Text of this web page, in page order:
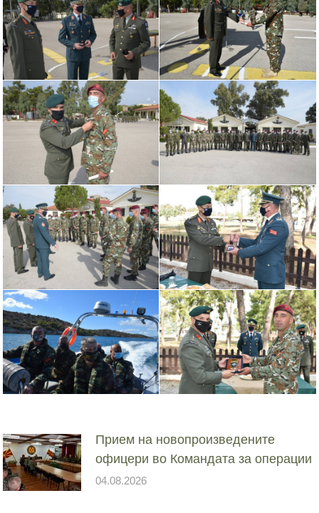
Прием на новопроизведените
офицери во Командата за операции
04.08.2026